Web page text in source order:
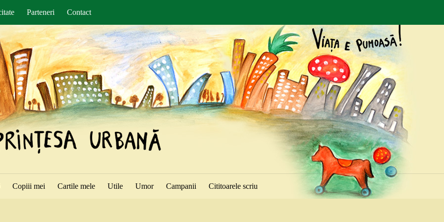
Parteneri Contact
Copiii mei Cartile mele Utile Umor Campanii Cititoarele scriu